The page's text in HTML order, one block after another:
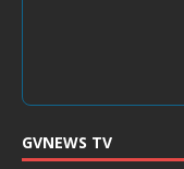
GVNEWS TV